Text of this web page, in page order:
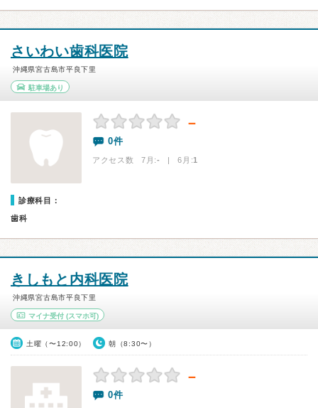
さいわい歯科医院
沖縄県宮古島市平良下里
駐車場あり
－
0件
アクセス数 7月:- | 6月:1
診療科目：
歯科
きしもと内科医院
沖縄県宮古島市平良下里
マイナ受付 (スマホ可)
土曜（〜12:00） 朝（8:30〜）
－
0件